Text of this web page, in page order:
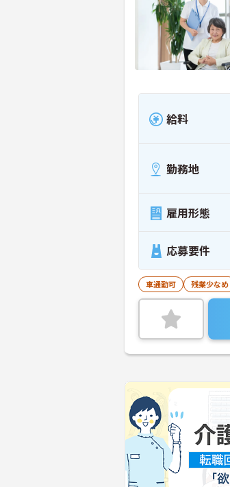
給料
勤務地
雇用形態
応募要件
車通勤可 残業少なめ